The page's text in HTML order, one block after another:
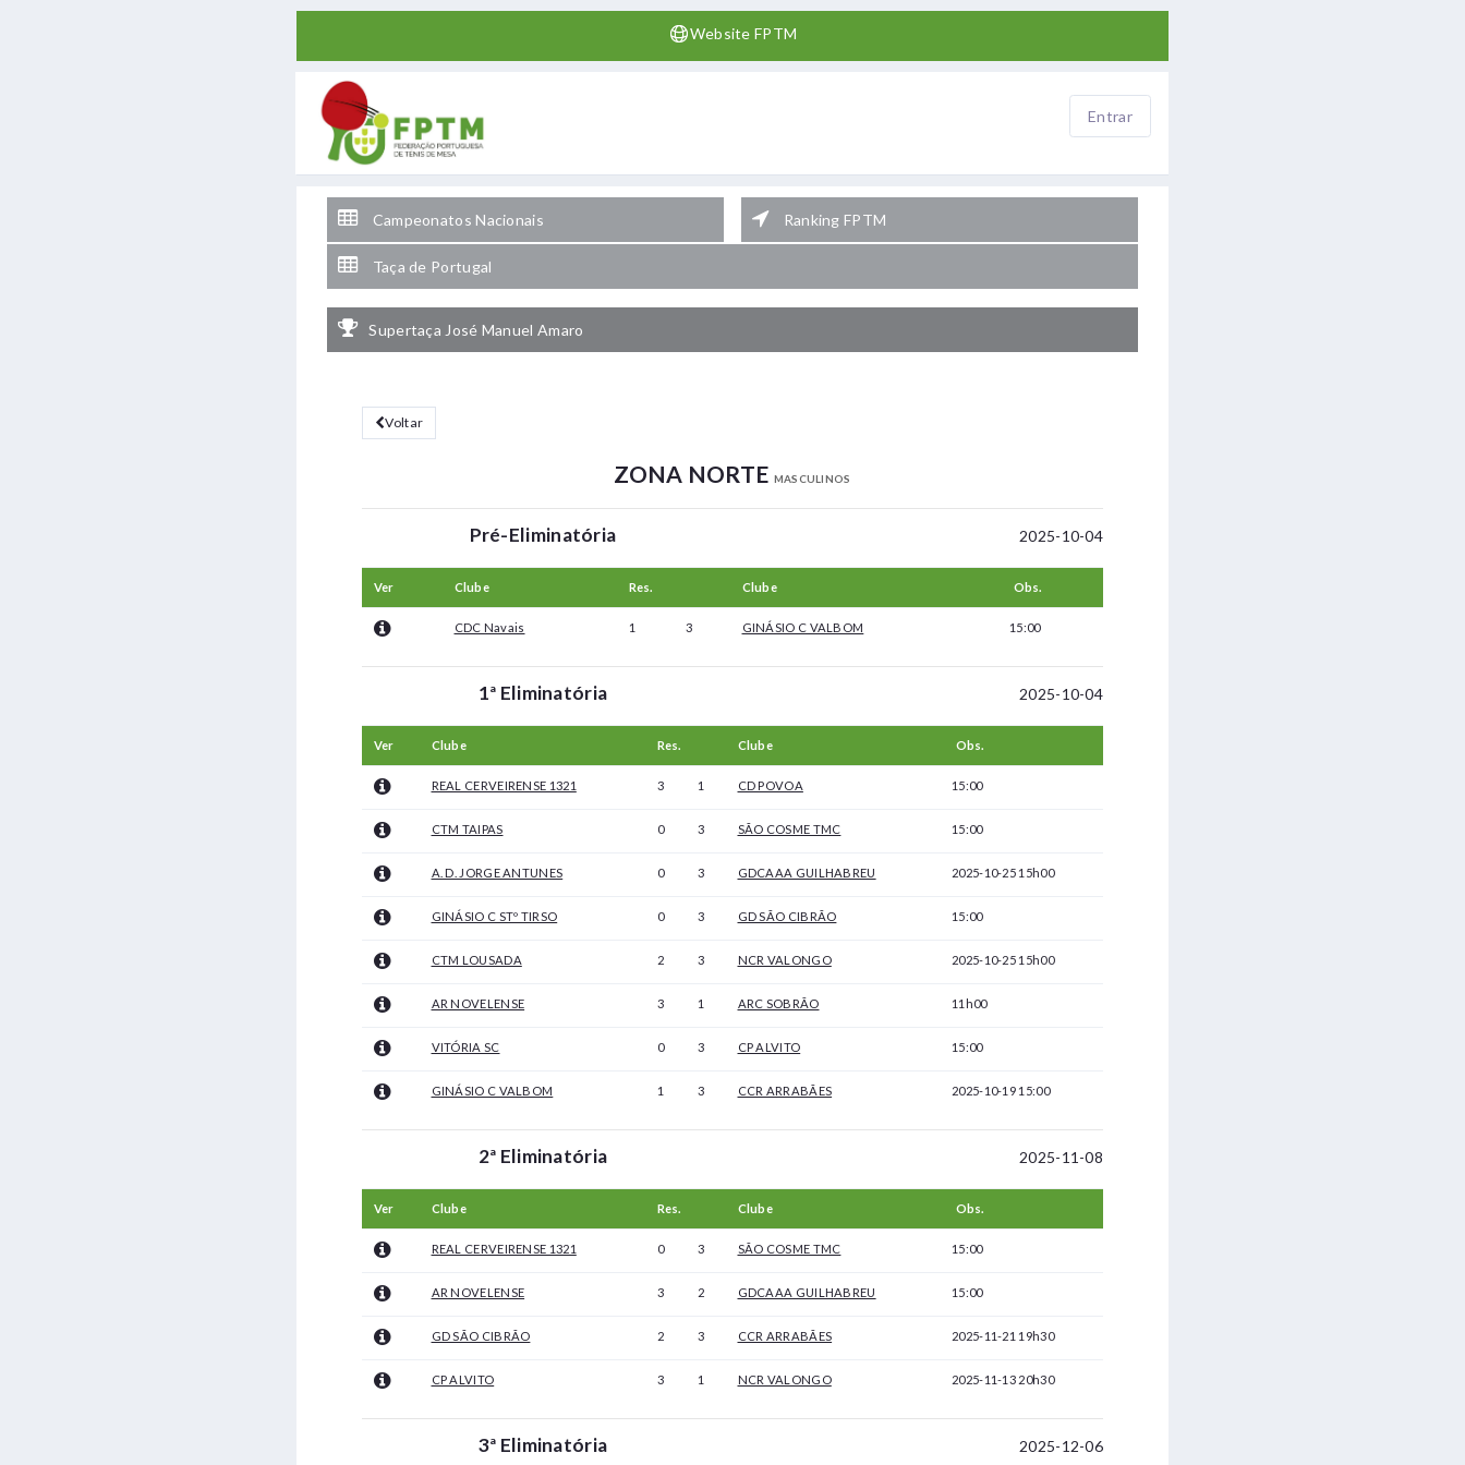
Website FPTM
Entrar
Campeonatos Nacionais Ranking FPTM
Taça de Portugal
Supertaça José Manuel Amaro
Voltar
ZONA NORTE MASCULINOS
Pré-Eliminatória 2025-10-04
Ver Clube Res. Clube Obs.
CDC Navais 1 3 GINÁSIO C VALBOM 15:00
1ª Eliminatória 2025-10-04
Ver Clube Res. Clube Obs.
REAL CERVEIRENSE 1321 3 1 CD POVOA 15:00
CTM TAIPAS 0 3 SÃO COSME TMC 15:00
A. D. JORGE ANTUNES 0 3 GDCAAA GUILHABREU 2025-10-25 15h00
GINÁSIO C STº TIRSO 0 3 GD SÃO CIBRÃO 15:00
CTM LOUSADA 2 3 NCR VALONGO 2025-10-25 15h00
AR NOVELENSE 3 1 ARC SOBRÃO 11h00
VITÓRIA SC 0 3 CP ALVITO 15:00
GINÁSIO C VALBOM 1 3 CCR ARRABÃES 2025-10-19 15:00
2ª Eliminatória 2025-11-08
Ver Clube Res. Clube Obs.
REAL CERVEIRENSE 1321 0 3 SÃO COSME TMC 15:00
AR NOVELENSE 3 2 GDCAAA GUILHABREU 15:00
GD SÃO CIBRÃO 2 3 CCR ARRABÃES 2025-11-21 19h30
CP ALVITO 3 1 NCR VALONGO 2025-11-13 20h30
3ª Eliminatória 2025-12-06